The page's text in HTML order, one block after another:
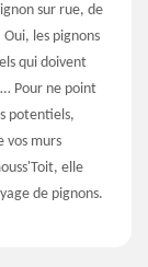
sur rue, de
les pignons
qui doivent
Pour ne point
potentiels,
vos murs
elle
de pignons.